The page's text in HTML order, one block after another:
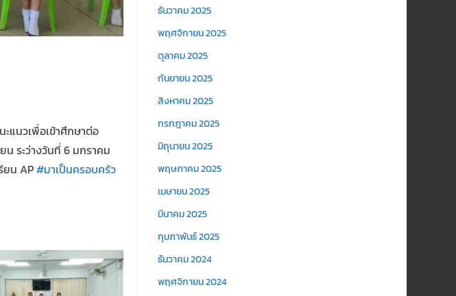
แนวเพื่อเข้าศึกษาต่อ
น ระว่างวันที่ 6 มกราคม
ยน AP#มาเป็นครอบครัว
ธันวาคม 2025
พฤศจิกายน 2025
ตุลาคม 2025
กันยายน 2025
สิงหาคม 2025
กรกฎาคม 2025
มิถุนายน 2025
พฤษภาคม 2025
เมษายน 2025
มีนาคม 2025
กุมภาพันธ์ 2025
ธันวาคม 2024
พฤศจิกายน 2024